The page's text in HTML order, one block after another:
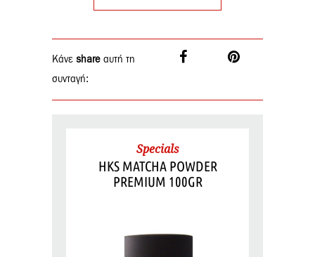
Κάνε share αυτή τη
συνταγή:
Specials
HKS MATCHA POWDER
PREMIUM 100GR